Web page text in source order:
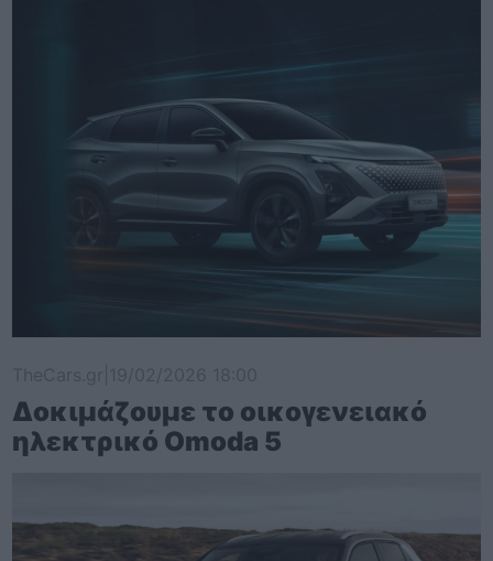
Δοκιμάζουμε το οικογενειακό
ηλεκτρικό Omoda 5